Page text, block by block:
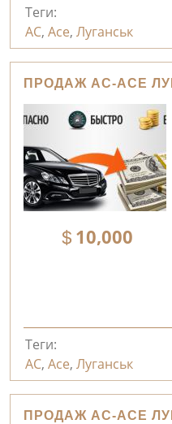
Теги:
AC, Ace, Луганськ
ПРОДАЖ AC-ACE
10,000
Теги:
AC, Ace, Луганськ
ПРОДАЖ AC-ACE